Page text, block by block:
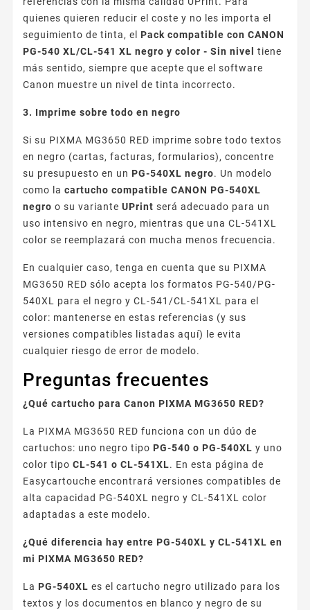
quienes quieren reducir el coste y no les importa el
seguimiento de tinta, el Pack compatible con CANON
PG-540 XL/CL-541 XL negro y color - Sin nivel
tiene
más sentido, siempre que acepte que el software
Canon muestre un nivel de tinta incorrecto.
3. Imprime sobre todo en negro
Si su PIXMA MG3650 RED imprime sobre todo textos
en negro (cartas, facturas, formularios), concentre
su presupuesto en un PG-540XL negro. Un modelo
como la cartucho compatible CANON PG-540XL
negro o su variante UPrint será adecuado para un
uso intensivo en negro, mientras que una CL-541XL
color se reemplazará con mucha menos frecuencia.
En cualquier caso, tenga en cuenta que su PIXMA
MG3650 RED sólo acepta los formatos PG-540/PG-
540XL para el negro y CL-541/CL-541XL para el
color: mantenerse en estas referencias (y sus
versiones compatibles listadas aquí) le evita
cualquier riesgo de error de modelo.
Preguntas frecuentes
¿Qué cartucho para Canon PIXMA MG3650 RED?
La PIXMA MG3650 RED funciona con un dúo de
cartuchos: uno negro tipo PG-540 o PG-540XL y uno
color tipo CL-541 o CL-541XL. En esta página de
Easycartouche encontrará versiones compatibles de
alta capacidad PG-540XL negro y CL-541XL color
adaptadas a este modelo.
¿Qué diferencia hay entre PG-540XL y CL-541XL en
mi PIXMA MG3650 RED?
La PG-540XL es el cartucho negro utilizado para los
textos y los documentos en blanco y negro de su